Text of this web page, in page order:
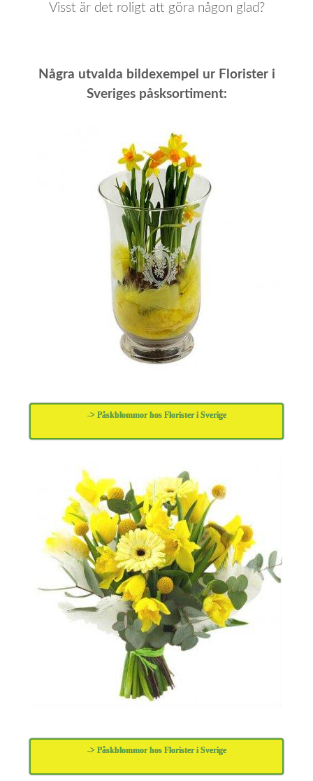
Visst är det roligt att göra någon glad?
Några utvalda bildexempel ur Florister i
Sveriges påsksortiment:
-> Påskblommor hos Florister i Sverige
-> Påskblommor hos Florister i Sverige